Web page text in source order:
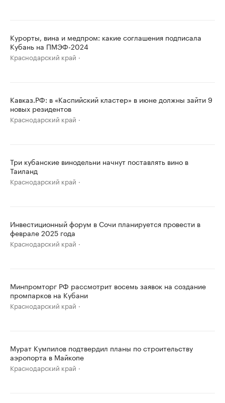
Курорты, вина и медпром: какие соглашения подписала
Кубань на ПМЭФ-2024
Краснодарский край
Кавказ.РФ: в «Каспийский кластер» в июне должны зайти 9
новых резидентов
Краснодарский край
Три кубанские винодельни начнут поставлять вино в
Таиланд
Краснодарский край
Инвестиционный форум в Сочи планируется провести в
феврале 2025 года
Краснодарский край
Минпромторг РФ рассмотрит восемь заявок на создание
промпарков на Кубани
Краснодарский край
Мурат Кумпилов подтвердил планы по строительству
аэропорта в Майкопе
Краснодарский край